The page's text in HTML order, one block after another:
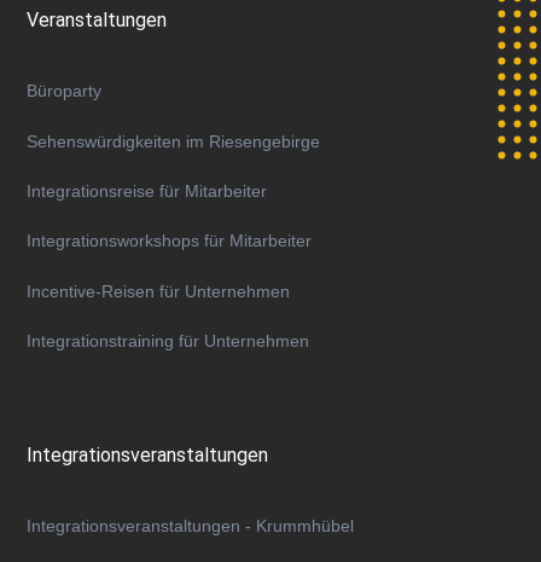
Veranstaltungen
Büroparty
Sehenswürdigkeiten im Riesengebirge
Integrationsreise für Mitarbeiter
Integrationsworkshops für Mitarbeiter
Incentive-Reisen für Unternehmen
Integrationstraining für Unternehmen
Integrationsveranstaltungen
Integrationsveranstaltungen - Krummhübel